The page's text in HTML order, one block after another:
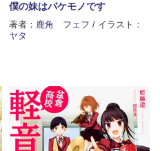
僕の妹はバケモノです
著者： 鹿角 フェフ / イラスト：
ヤタ